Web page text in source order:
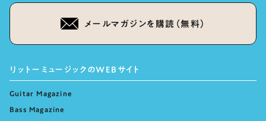
メールマガジンを購読（無料）
リットーミュージックのWEBサイト
Guitar Magazine
Bass Magazine